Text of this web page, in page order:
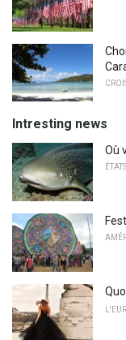
Intresting news
Où